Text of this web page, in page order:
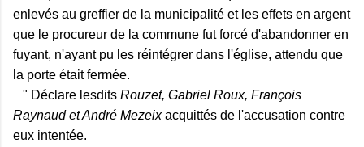
enlevés au greffier de la municipalité et les effets en argent
que le procureur de la commune fut forcé d'abandonner en
fuyant, n'ayant pu les réintégrer dans l'église, attendu que
la porte était fermée.
" Déclare lesdits Rouzet, Gabriel Roux, François
Raynaud et André Mezeixacquittés de l'accusation contre
eux intentée.